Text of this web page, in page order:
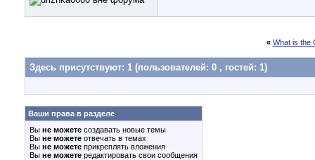
« What is the
Здесь присутствуют: 1 (пользователей: 0 , гостей: 1)
Ваши права в разделе
Вы не можете создавать новые темы
Вы не можете отвечать в темах
Вы не можете прикреплять вложения
Вы не можете редактировать свои сообщения